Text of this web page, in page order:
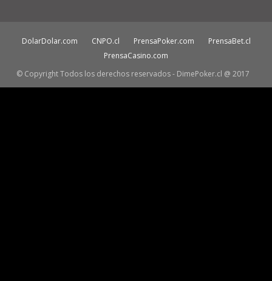
DolarDolar.com CNPO.cl PrensaPoker.com
PrensaBet.cl
PrensaCasino.com
© Copyright Todos los derechos reservados - DimePoker.cl @ 2017